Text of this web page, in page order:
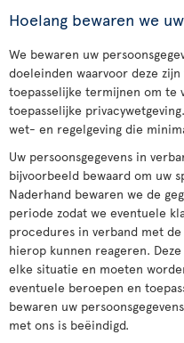
Hoelang bewaren we
We bewaren uw
doeleinden waarvoor deze
toepasselijke termijnen om te
toepasselijke
wet- en regelgeving die
Uw persoonsgegevens in
bijvoorbeeld bewaard om uw
Naderhand bewaren we de
periode zodat we eventuele
procedures in verband met
hierop kunnen reageren.
elke situatie en moeten
eventuele beroepen en
bewaren uw
met ons is beëindigd.